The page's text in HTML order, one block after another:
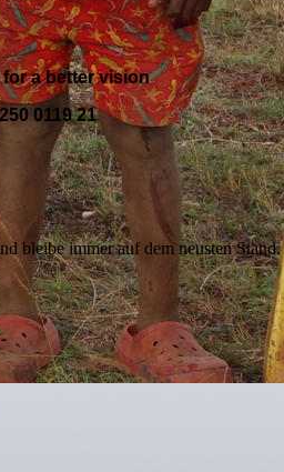
for a better vision
0119 21
bleibe immer auf dem neusten Stand.